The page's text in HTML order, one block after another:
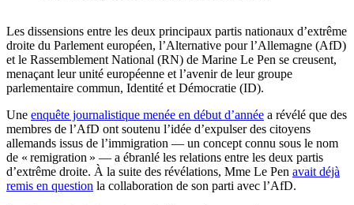
Les dissensions entre les deux principaux partis nationaux d’extrême
droite du Parlement européen, l’Alternative pour l’Allemagne (AfD)
et le Rassemblement National (RN) de Marine Le Pen se creusent,
menaçant leur unité européenne et l’avenir de leur groupe
parlementaire commun, Identité et Démocratie (ID).
Une enquête journalistique menée en début d’année a révélé que des
membres de l’AfD ont soutenu l’idée d’expulser des citoyens
allemands issus de l’immigration — un concept connu sous le nom
de « remigration » — a ébranlé les relations entre les deux partis
d’extrême droite. À la suite des révélations, Mme Le Pen avait déjà
remis en question la collaboration de son parti avec l’AfD.